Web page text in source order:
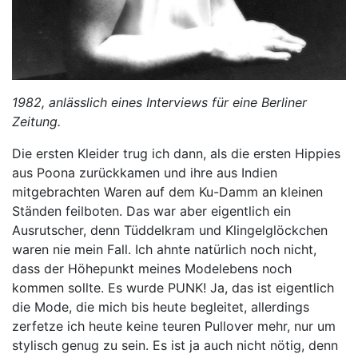
1982, anlässlich eines Interviews für eine Berliner
Zeitung.
Die ersten Kleider trug ich dann, als die ersten Hippies
aus Poona zurückkamen und ihre aus Indien
mitgebrachten Waren auf dem Ku-Damm an kleinen
Ständen feilboten. Das war aber eigentlich ein
Ausrutscher, denn Tüddelkram und Klingelglöckchen
waren nie mein Fall. Ich ahnte natürlich noch nicht,
dass der Höhepunkt meines Modelebens noch
kommen sollte. Es wurde PUNK! Ja, das ist eigentlich
die Mode, die mich bis heute begleitet, allerdings
zerfetze ich heute keine teuren Pullover mehr, nur um
stylisch genug zu sein. Es ist ja auch nicht nötig, denn